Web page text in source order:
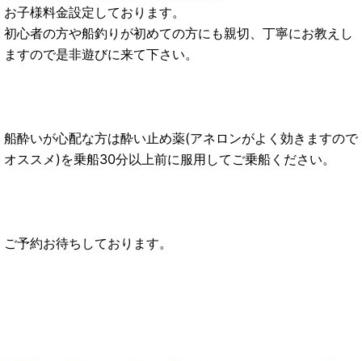
お子様料金設定しております。
初心者の方や船釣りが初めての方にも親切、丁寧にお教えし
ますので是非遊びに来て下さい。
船酔いが心配な方は酔い止め薬(アネロンがよく効きますので
オススメ)を乗船30分以上前に服用してご乗船ください。
ご予約お待ちしております。